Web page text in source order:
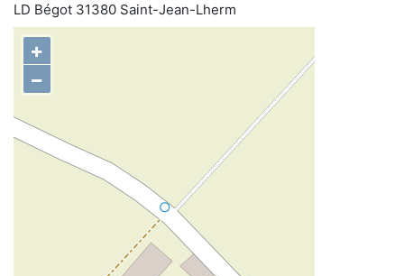
LD Bégot 31380 Saint-Jean-Lherm
+
−